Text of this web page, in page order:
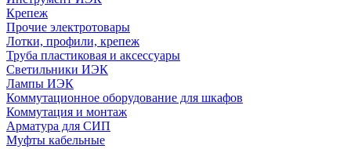
Крепеж
Прочие электротовары
Лотки, профили, крепеж
Труба пластиковая и аксессуары
Светильники ИЭК
Лампы ИЭК
Коммутационное оборудование для шкафов
Коммутация и монтаж
Арматура для СИП
Муфты кабельные